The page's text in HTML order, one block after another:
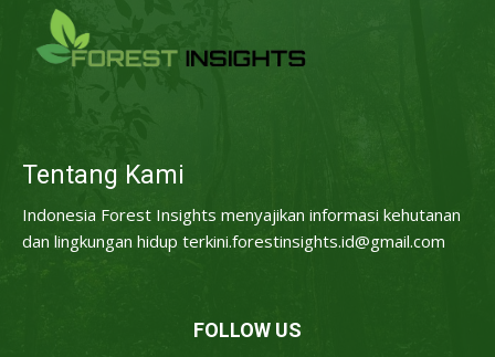
Tentang Kami
Indonesia Forest Insights menyajikan informasi kehutanan
dan lingkungan hidup terkini.forestinsights.id@gmail.com
FOLLOW US